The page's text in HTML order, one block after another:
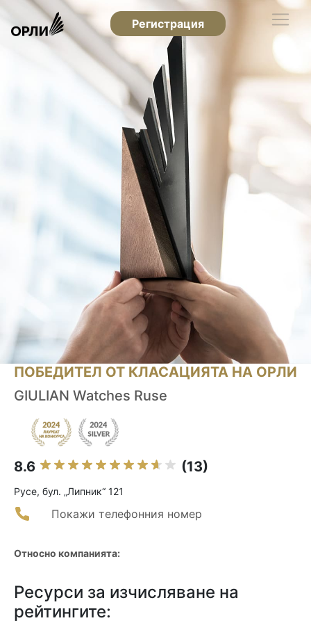
Регистрация
ПОБЕДИТЕЛ ОТ КЛАСАЦИЯТА НА ОРЛИ
GIULIAN Watches Ruse
8.6 (13)
Русе, бул. „Липник“ 121
Покажи телефонния номер
Относно компанията:
Ресурси за изчисляване на
рейтингите: